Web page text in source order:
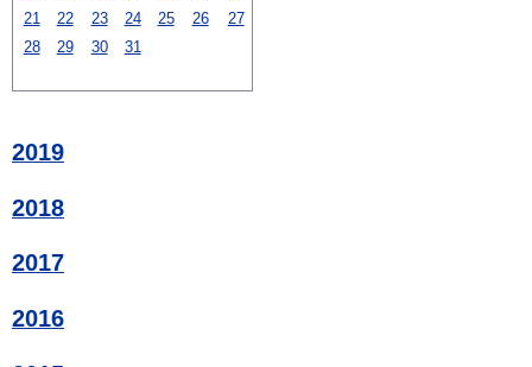
21
22 23 24 25 26
27
28
29 30 31
2019
2018
2017
2016